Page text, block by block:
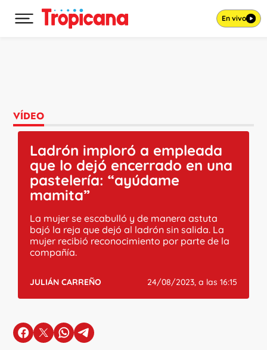
Desplegar menú principal En vivo
VÍDEO
Ladrón imploró a empleada
que lo dejó encerrado en una
pastelería: “ayúdame
mamita”
La mujer se escabulló y de manera astuta
bajó la reja que dejó al ladrón sin salida. La
mujer recibió reconocimiento por parte de la
compañía.
JULIÁN CARREÑO 24/08/2023, a las 16:15
en Facebook
en Xen Whatsapp
en Telegram